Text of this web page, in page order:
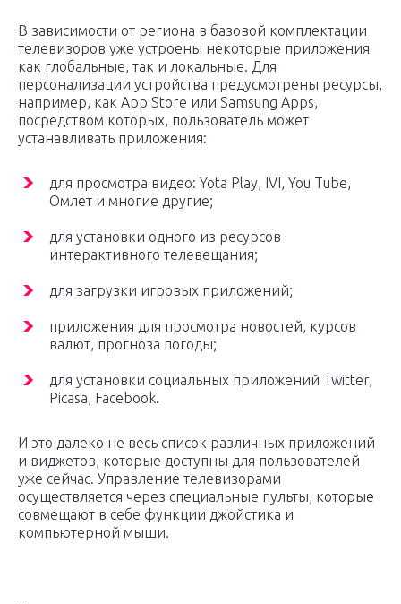
В зависимости от региона в базовой комплектации
телевизоров уже устроены некоторые приложения
как глобальные, так и локальные. Для
персонализации устройства предусмотрены ресурсы,
например, как App Store или Samsung Apps,
посредством которых, пользователь может
устанавливать приложения:
для просмотра видео: Yota Play, IVI, You Tube,
Омлет и многие другие;
для установки одного из ресурсов
интерактивного телевещания;
для загрузки игровых приложений;
приложения для просмотра новостей, курсов
валют, прогноза погоды;
для установки социальных приложений Twitter,
Picasa, Facebook.
И это далеко не весь список различных приложений
и виджетов, которые доступны для пользователей
уже сейчас. Управление телевизорами
осуществляется через специальные пульты, которые
совмещают в себе функции джойстика и
компьютерной мыши.